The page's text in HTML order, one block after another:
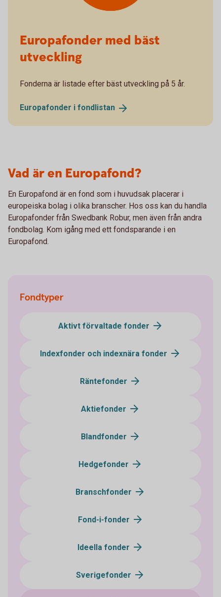
Europafonder med bäst
utveckling
Fonderna är listade efter bäst utveckling på 5 år.
Europafonder i fondlistan
Vad är en Europafond?
En Europafond är en fond som i huvudsak placerar i
europeiska bolag i olika branscher. Hos oss kan du handla
Europafonder från Swedbank Robur, men även från andra
fondbolag. Kom igång med ett fondsparande i en
Europafond.
Fondtyper
Aktivt förvaltade fonder
Indexfonder och indexnära fonder
Räntefonder
Aktiefonder
Blandfonder
Hedgefonder
Branschfonder
Fond-i-fonder
Ideella fonder
Sverigefonder